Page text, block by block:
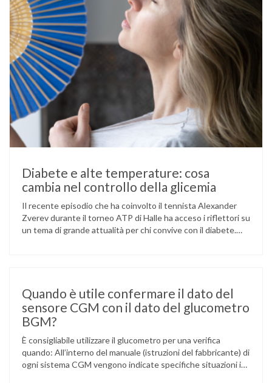
Diabete e alte temperature: cosa
cambia nel controllo della glicemia
Il recente episodio che ha coinvolto il tennista Alexander
Zverev durante il torneo ATP di Halle ha acceso i riflettori su
un tema di grande attualità per chi convive con il diabete.
Quando è utile confermare il dato del
sensore CGM con il dato del glucometro
BGM?
È consigliabile utilizzare il glucometro per una verifica
quando: All’interno del manuale (istruzioni del fabbricante) di
ogni sistema CGM vengono indicate specifiche situazioni in